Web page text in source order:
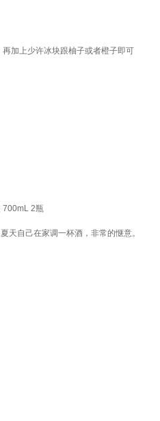
加上少许冰块跟柚子或者橙子即可
700mL 2瓶
天自己在家调一杯酒，非常的惬意。